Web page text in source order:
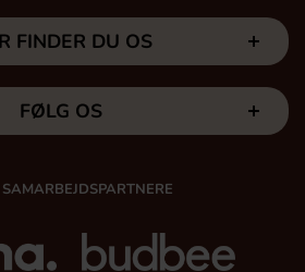
FINDER DU OS
FØLG OS